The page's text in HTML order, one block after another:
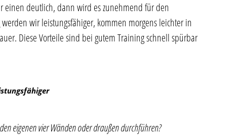
einen deutlich, dann wird es zunehmend für den
wir leistungsfähiger, kommen morgens leichter in
Diese Vorteile sind bei gutem Training schnell spürbar
eigenen vier Wänden oder draußen durchführen?